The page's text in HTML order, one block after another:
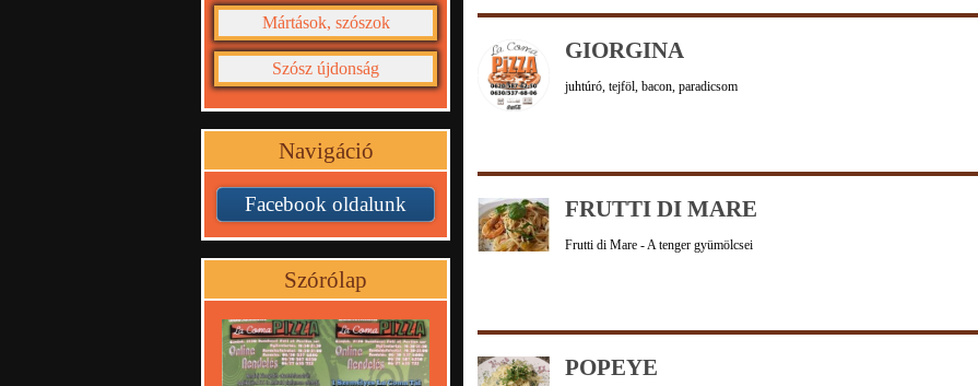
Mártások, szószok
Szósz újdonság
Navigáció
Facebook oldalunk
Szórólap
GIORGINA
juhtúró, tejföl, bacon, paradicsom
FRUTTI DI MARE
Frutti di Mare - A tenger gyümölcsei
POPEYE